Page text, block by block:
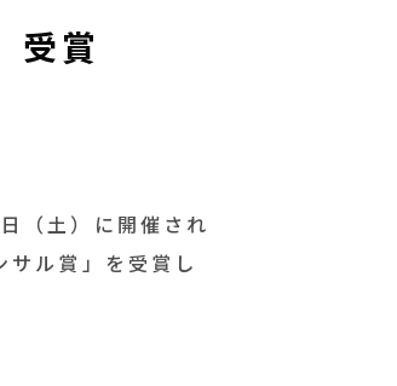
受賞
日（土）に開催され
サル賞」を受賞し